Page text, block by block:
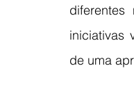
iniciativas
de uma